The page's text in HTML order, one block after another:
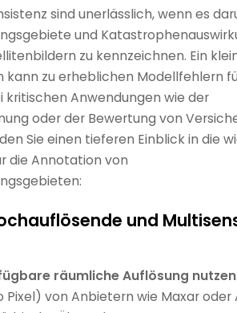
sind unerlässlich, wenn es
und
zu kennzeichnen. Ein
kann zu erheblichen Modellfehlern
kritischen Anwendungen wie der
oder der Bewertung von
Sie einen tieferen Einblick in die
die Annotation von
und
räumliche Auflösung nutzen
Pixel) von Anbietern wie Maxar oder